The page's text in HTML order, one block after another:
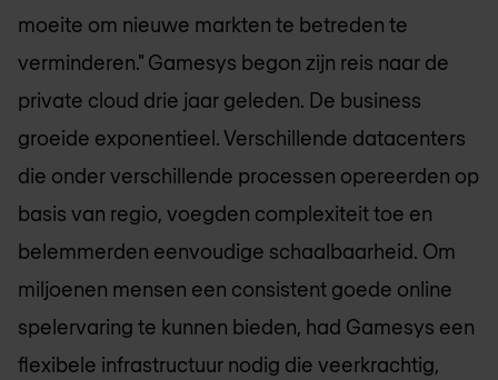
moeite om nieuwe markten te betreden te
verminderen." Gamesys begon zijn reis naar de
private cloud drie jaar geleden. De business
groeide exponentieel. Verschillende datacenters
die onder verschillende processen opereerden op
basis van regio, voegden complexiteit toe en
belemmerden eenvoudige schaalbaarheid. Om
miljoenen mensen een consistent goede online
spelervaring te kunnen bieden, had Gamesys een
flexibele infrastructuur nodig die veerkrachtig,